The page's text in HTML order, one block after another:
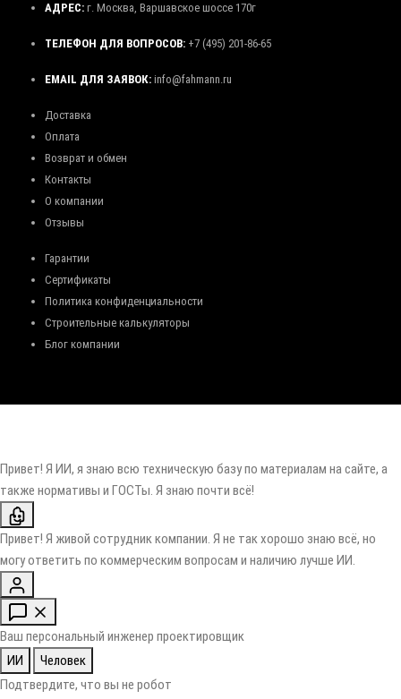
АДРЕС: г. Москва, Варшавское шоссе 170г
ТЕЛЕФОН ДЛЯ ВОПРОСОВ: +7 (495) 201-86-65
EMAIL ДЛЯ ЗАЯВОК: info@fahmann.ru
Доставка
Оплата
Возврат и обмен
Контакты
О компании
Отзывы
Гарантии
Сертификаты
Политика конфиденциальности
Строительные калькуляторы
Блог компании
Привет! Я ИИ, я знаю всю техническую базу по материалам на сайте, а
также нормативы и ГОСТы. Я знаю почти всё!
Привет! Я живой сотрудник компании. Я не так хорошо знаю всё, но
могу ответить по коммерческим вопросам и наличию лучше ИИ.
Ваш персональный инженер проектировщик
ИИ
Человек
Подтвердите, что вы не робот